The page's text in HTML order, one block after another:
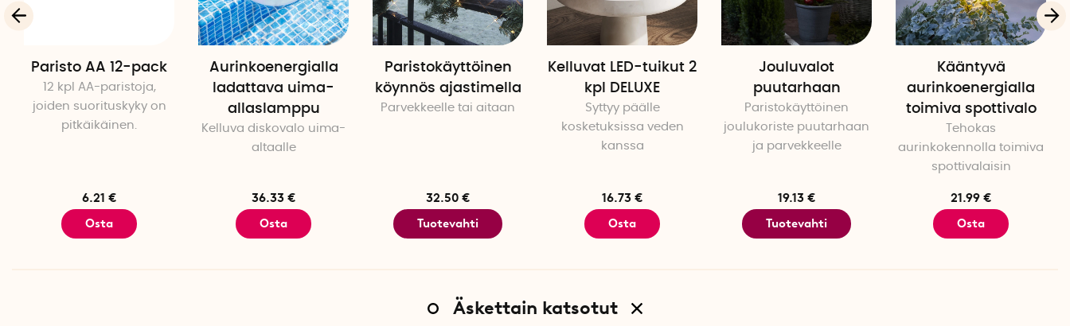
Paristo AA 12-pack
12 kpl AA-paristoja,
joiden suorituskyky on
pitkäikäinen.
6.21 €
Osta
Aurinkoenergialla
ladattava uima-
allaslamppu
Kelluva diskovalo uima-
altaalle
36.33 €
Osta
Paristokäyttöinen
köynnös ajastimella
Parvekkeelle tai aitaan
32.50 €
Tuotevahti
Kelluvat LED-tuikut 2
kpl DELUXE
Syttyy päälle
kosketuksissa veden
kanssa
16.73 €
Osta
Jouluvalot
puutarhaan
Paristokäyttöinen
joulukoriste puutarhaan
ja parvekkeelle
19.13 €
Tuotevahti
Kääntyvä
aurinkoenergialla
toimiva spottivalo
Tehokas
aurinkokennolla toimiva
spottivalaisin
21.99 €
Osta
Äskettain katsotut